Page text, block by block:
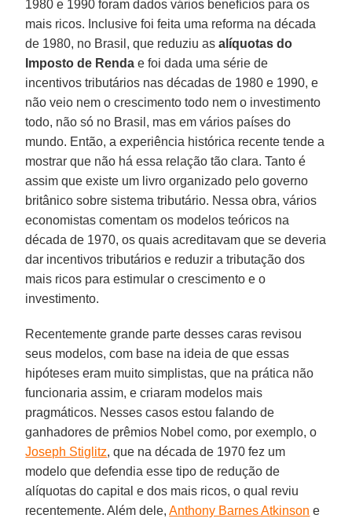
1980 e 1990 foram dados vários benefícios para os
mais ricos. Inclusive foi feita uma reforma na década
de 1980, no Brasil, que reduziu asalíquotas do
Imposto de Renda e foi dada uma série de
incentivos tributários nas décadas de 1980 e 1990, e
não veio nem o crescimento todo nem o investimento
todo, não só no Brasil, mas em vários países do
mundo. Então, a experiência histórica recente tende a
mostrar que não há essa relação tão clara. Tanto é
assim que existe um livro organizado pelo governo
britânico sobre sistema tributário. Nessa obra, vários
economistas comentam os modelos teóricos na
década de 1970, os quais acreditavam que se deveria
dar incentivos tributários e reduzir a tributação dos
mais ricos para estimular o crescimento e o
investimento.
Recentemente grande parte desses caras revisou
seus modelos, com base na ideia de que essas
hipóteses eram muito simplistas, que na prática não
funcionaria assim, e criaram modelos mais
pragmáticos. Nesses casos estou falando de
ganhadores de prêmios Nobel como, por exemplo, o
Joseph Stiglitz, que na década de 1970 fez um
modelo que defendia esse tipo de redução de
alíquotas do capital e dos mais ricos, o qual reviu
recentemente. Além dele,Anthony Barnes Atkinson e